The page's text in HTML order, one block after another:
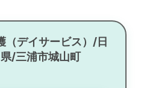
（デイサービス）/日
/三浦市城山町